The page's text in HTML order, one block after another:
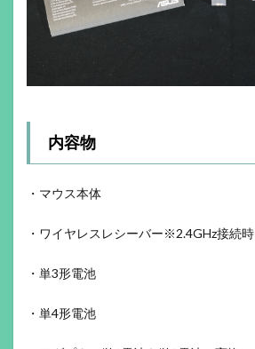
内容物
・マウス本体
・ワイヤレスレシーバー※2.4GHz接続時
・単3形電池
・単4形電池